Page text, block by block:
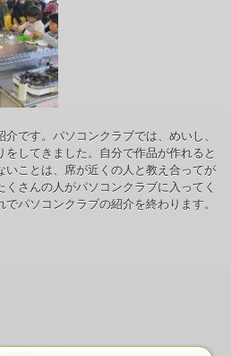
です。パソコンクラブでは、めいし、
してきました。自分で作品が作れると
いことは、席が近くの人と教え合ってが
さんの人がパソコンクラブに入ってく
パソコンクラブの紹介を終わります。